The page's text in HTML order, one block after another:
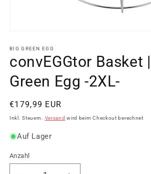
in
öffnen
BIG GREEN EGG
convEGGtor Basket
Green Egg -2XL-
Normaler
Preis
€179,99 EUR
Inkl. Steuern. Versand wird beim Checkout berechnet
Auf Lager
Anzahl